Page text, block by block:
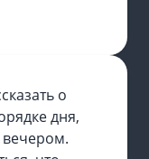
о
дня,
вечером.